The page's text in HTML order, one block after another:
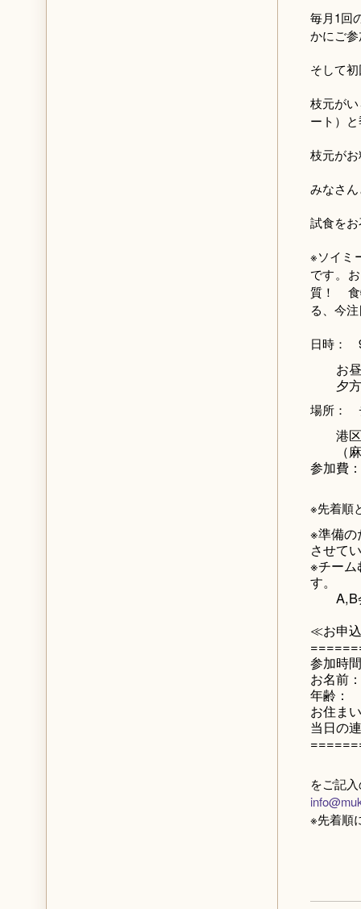
毎月1回
かにご
そして
枝元が
ート）
枝元が
みなさ
試食を
※ソイミ
です。
質！ 食
る、今
日時：
お昼
夕方
場所：
港区
（麻
参加費
※先着順
※準備の
させて
※チー
す。
A,B会
≪お申
参加時
お名前：
年齢：
お住ま
当日の
をご記
※先着順